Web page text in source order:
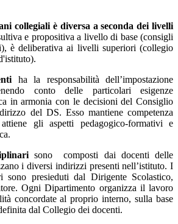
collegiali è diversa a seconda dei livelli
e propositiva a livello di base (consigli
è deliberativa ai livelli superiori (collegio
ha la responsabilità dell’impostazione
conto delle particolari esigenze
in armonia con le decisioni del Consiglio
del DS. Esso mantiene competenza
gli aspetti pedagogico-formativi e
sono
composti dai docenti delle
i diversi indirizzi presenti nell’istituto. I
sono presieduti dal Dirigente Scolastico,
Ogni Dipartimento organizza il lavoro
concordate al proprio interno, sulla base
dal Collegio dei docenti.